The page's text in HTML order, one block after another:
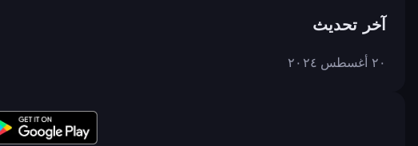
آخر تحديث
٢٠ أغسطس ٢٠٢٤